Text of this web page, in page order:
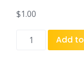
$1.00
MGT
Add